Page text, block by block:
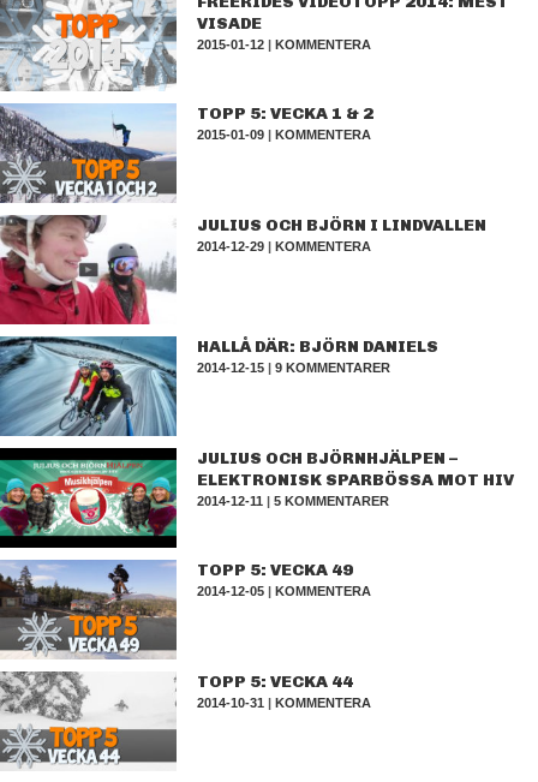
VISADE
2015-01-12 |KOMMENTERA
TOPP 5: VECKA 1 & 2
2015-01-09 |KOMMENTERA
JULIUS OCH BJÖRN I LINDVALLEN
2014-12-29 |KOMMENTERA
HALLÅ DÄR: BJÖRN DANIELS
2014-12-15 |9 KOMMENTARER
JULIUS OCH BJÖRNHJÄLPEN –
ELEKTRONISK SPARBÖSSA MOT HIV
2014-12-11 |5 KOMMENTARER
TOPP 5: VECKA 49
2014-12-05 |KOMMENTERA
TOPP 5: VECKA 44
2014-10-31 |KOMMENTERA